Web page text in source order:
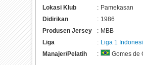
Lokasi Klub
: Pamekasan
Didirikan
: 1986
Produsen Jersey
: MBB
Liga
: Liga 1
Manajer/Pelatih
: Gomes de